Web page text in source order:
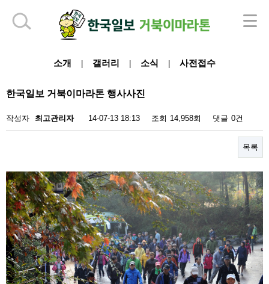
소개 갤러리 소식 사전접수
한국일보 거북이마라톤 행사사진
작성자 최고관리자 14-07-13 18:13 조회 14,958회 댓글 0건
목록
하단 영역